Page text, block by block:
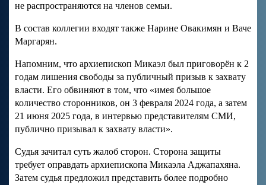
не распространяются на членов семьи.
В состав коллегии входят также Нарине Овакимян и Ваче
Маргарян.
Напомним, что архиепископ Микаэл был приговорён к 2
годам лишения свободы за публичный призыв к захвату
власти. Его обвиняют в том, что «имея большое
количество сторонников, он 3 февраля 2024 года, а затем
21 июня 2025 года, в интервью представителям СМИ,
публично призывал к захвату власти».
Судья зачитал суть жалоб сторон. Сторона защиты
требует оправдать архиепископа Микаэла Аджапахяна.
Затем судья предложил представить более подробно